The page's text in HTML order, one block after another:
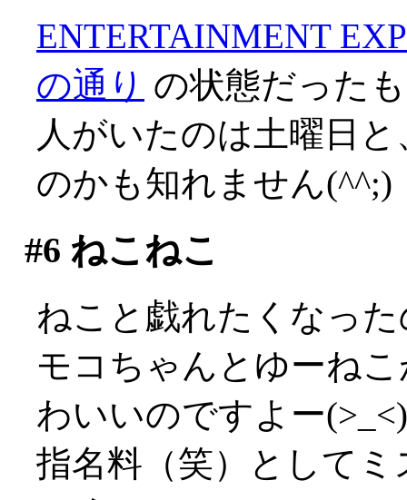
ENTERTAINMENT
の通り の状態だった
人がいたのは土曜日
のかも知れません(^^;)
#6 ねこねこ
ねこと戯れたくなっ
モコちゃんとゆーね
わいいのですよー(>_<)
指名料（笑）として